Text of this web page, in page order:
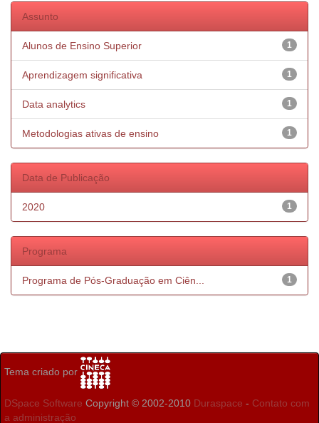
Assunto
1
Alunos de Ensino Superior
1
Aprendizagem significativa
1
Data analytics
1
Metodologias ativas de ensino
Data de Publicação
1
2020
Programa
1
Programa de Pós-Graduação em Ciên...
Tema criado por
DSpace Software Copyright © 2002-2010 Duraspace - Contato com
a administração